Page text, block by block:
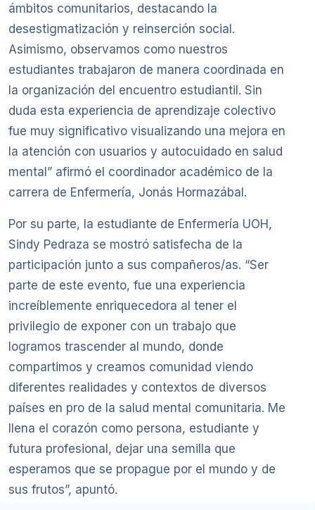
ámbitos comunitarios, destacando la
desestigmatización y reinserción social.
Asimismo, observamos como nuestros
estudiantes trabajaron de manera coordinada en
la organización del encuentro estudiantil. Sin
duda esta experiencia de aprendizaje colectivo
fue muy significativo visualizando una mejora en
la atención con usuarios y autocuidado en salud
mental” afirmó el coordinador académico de la
carrera de Enfermería, Jonás Hormazábal.
Por su parte, la estudiante de Enfermería UOH,
Sindy Pedraza se mostró satisfecha de la
participación junto a sus compañeros/as. “Ser
parte de este evento, fue una experiencia
increíblemente enriquecedora al tener el
privilegio de exponer con un trabajo que
logramos trascender al mundo, donde
compartimos y creamos comunidad viendo
diferentes realidades y contextos de diversos
países en pro de la salud mental comunitaria. Me
llena el corazón como persona, estudiante y
futura profesional, dejar una semilla que
esperamos que se propague por el mundo y de
sus frutos”, apuntó.